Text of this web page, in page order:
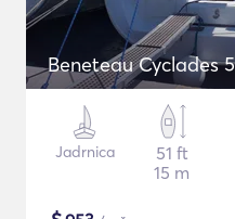
Beneteau Cyclades
Jadrnica
51 ft
15 m